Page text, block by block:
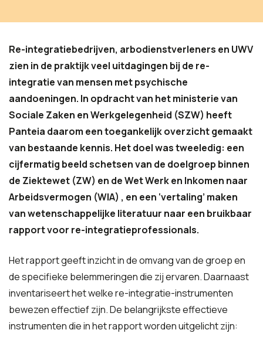
Re-integratiebedrijven, arbodienstverleners en UWV
zien in de praktijk veel uitdagingen bij de re-
integratie van mensen met psychische
aandoeningen. In opdracht van het ministerie van
Sociale Zaken en Werkgelegenheid (SZW) heeft
Panteia daarom een toegankelijk overzicht gemaakt
van bestaande kennis. Het doel was tweeledig: een
cijfermatig beeld schetsen van de doelgroep binnen
de Ziektewet (ZW) en de Wet Werk en Inkomen naar
Arbeidsvermogen (WIA) , en een ‘vertaling’ maken
van wetenschappelijke literatuur naar een bruikbaar
rapport voor re-integratieprofessionals.
Het rapport geeft inzicht in de omvang van de groep en
de specifieke belemmeringen die zij ervaren.Daarnaast
inventariseert het welke re-integratie-instrumenten
bewezen effectief zijn.De belangrijkste effectieve
instrumenten die in het rapport worden uitgelicht zijn: